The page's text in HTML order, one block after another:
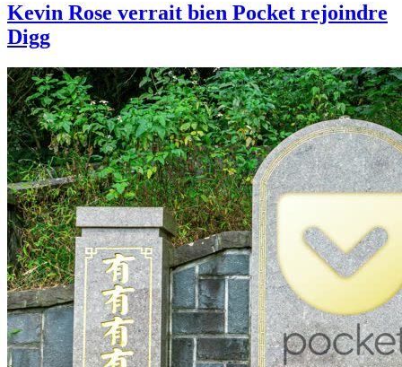
Kevin Rose verrait bien Pocket rejoindre
Digg